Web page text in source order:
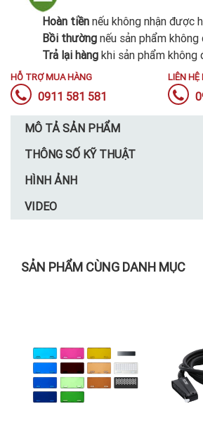
Hoàn tiền nếu không nhận được
Bồi thường nếu sản phẩm
Trả lại hàng khi sản phẩm
HỖ TRỢ MUA HÀNG
0911 581 581
LIÊN HỆ
MÔ TẢ SẢN PHẨM
THÔNG SỐ KỸ THUẬT
HÌNH ẢNH
VIDEO
SẢN PHẨM CÙNG DANH MỤC